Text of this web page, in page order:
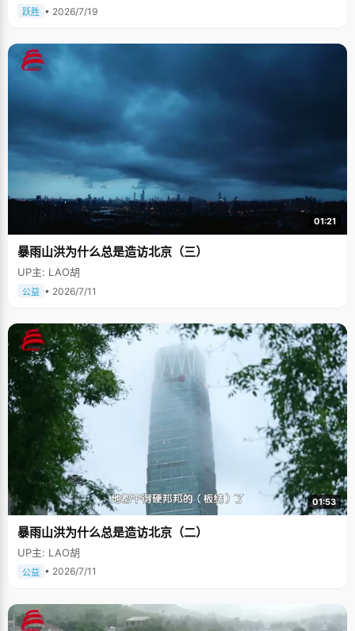
跃胜 • 2026/7/19
01:21
暴雨山洪为什么总是造访北京（三）
UP主: LAO胡
公益 • 2026/7/11
01:53
暴雨山洪为什么总是造访北京（二）
UP主: LAO胡
公益 • 2026/7/11